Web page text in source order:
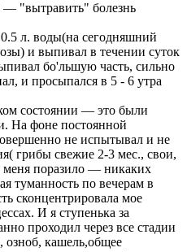
— "вытравить" болезнь
л. воды(на сегодняшний
и выпивал в течении суток
бо'льшую часть, сильно
и просыпался в 5 - 6 утра
состоянии — это были
На фоне постоянной
не испытывал и не
грибы свежие 2-3 мес., свои,
меня поразило — никаких
туманность по вечерам в
сконцентрировала мое
И я ступенька за
проходил через все стадии
озноб, кашель,общее